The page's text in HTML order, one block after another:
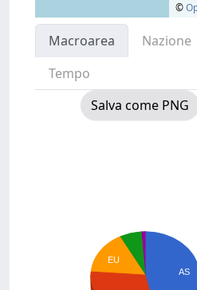
©
Macroarea Nazione
Tempo
Salva come PNG
AS
EU